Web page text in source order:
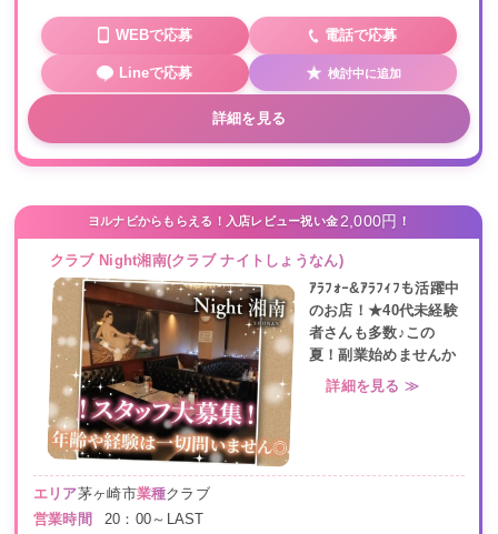
WEBで応募 電話で応募
Lineで応募 検討中に追加
詳細を見る
ヨルナビからもらえる！入店レビュー祝い金 2,000円 ！
クラブ Night湘南(クラブ ナイトしょうなん)
ｱﾗﾌｫｰ&ｱﾗﾌｨﾌも活躍中
のお店！★40代未経験
者さんも多数♪この
夏！副業始めませんか
詳細を見る ≫
エリア茅ヶ崎市業種クラブ
営業時間
20：00～LAST